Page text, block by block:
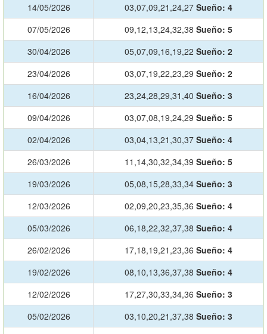
14/05/2026
03,07,09,21,24,27 Sueño: 4
07/05/2026
09,12,13,24,32,38 Sueño: 5
30/04/2026
05,07,09,16,19,22 Sueño: 2
23/04/2026
03,07,19,22,23,29 Sueño: 2
16/04/2026
23,24,28,29,31,40 Sueño: 3
09/04/2026
03,07,08,19,24,29 Sueño: 5
02/04/2026
03,04,13,21,30,37 Sueño: 4
26/03/2026
11,14,30,32,34,39 Sueño: 5
19/03/2026
05,08,15,28,33,34 Sueño: 3
12/03/2026
02,09,20,23,35,36 Sueño: 4
05/03/2026
06,18,22,32,37,38 Sueño: 4
26/02/2026
17,18,19,21,23,36 Sueño: 4
19/02/2026
08,10,13,36,37,38 Sueño: 4
12/02/2026
17,27,30,33,34,36 Sueño: 3
05/02/2026
03,10,20,21,37,38 Sueño: 3